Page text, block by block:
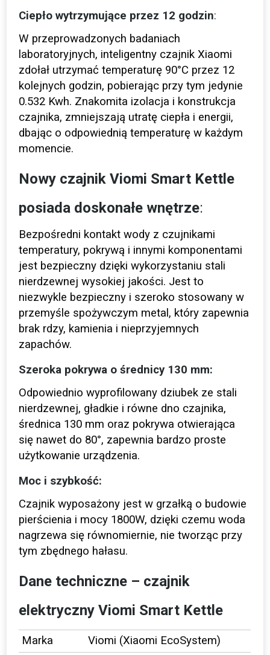
Ciepło wytrzymujące przez 12 godzin:
W przeprowadzonych badaniach
laboratoryjnych, inteligentny czajnik Xiaomi
zdołał utrzymać temperaturę 90°C przez 12
kolejnych godzin, pobierając przy tym jedynie
0.532 Kwh. Znakomita izolacja i konstrukcja
czajnika, zmniejszają utratę ciepła i energii,
dbając o odpowiednią temperaturę w każdym
momencie.
Nowy czajnik Viomi Smart Kettle
posiada doskonałe wnętrze:
Bezpośredni kontakt wody z czujnikami
temperatury, pokrywą i innymi komponentami
jest bezpieczny dzięki wykorzystaniu stali
nierdzewnej wysokiej jakości. Jest to
niezwykle bezpieczny i szeroko stosowany w
przemyśle spożywczym metal, który zapewnia
brak rdzy, kamienia i nieprzyjemnych
zapachów.
Szeroka pokrywa o średnicy 130 mm:
Odpowiednio wyprofilowany dziubek ze stali
nierdzewnej, gładkie i równe dno czajnika,
średnica 130 mm oraz pokrywa otwierająca
się nawet do 80°, zapewnia bardzo proste
użytkowanie urządzenia.
Moc i szybkość:
Czajnik wyposażony jest w grzałką o budowie
pierścienia i mocy 1800W, dzięki czemu woda
nagrzewa się równomiernie, nie tworząc przy
tym zbędnego hałasu.
Dane techniczne – czajnik
elektryczny Viomi Smart Kettle
Marka Viomi (Xiaomi EcoSystem)